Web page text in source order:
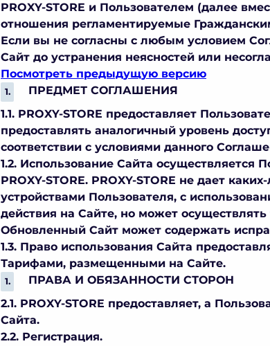
PROXY-STORE и Пользователем (далее
отношения регламентируемые
Если вы не согласны с любым условием
Сайт до устранения неясностей или
Посмотреть предыдущую версию
ПРЕДМЕТ СОГЛАШЕНИЯ
1.1. PROXY-STORE предоставляет
предоставлять аналогичный уровень
соответствии с условиями данного
1.2. Использование Сайта осуществляется
PROXY-STORE. PROXY-STORE не дает
устройствами Пользователя, с
действия на Сайте, но может
Обновленный Сайт может содержать
1.3. Право использования Сайта
Тарифами, размещенными на Сайте.
ПРАВА И ОБЯЗАННОСТИ СТОРОН
2.1. PROXY-STORE предоставляет, а
Сайта.
2.2. Регистрация.